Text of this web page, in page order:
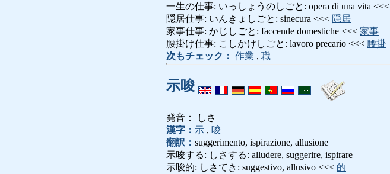
一生の仕事: いっしょうのしごと: opera di una vita <<<
隠居仕事: いんきょしごと: sinecura <<< 隠居
家事仕事: かじしごと: faccende domestiche <<< 家事
腰掛け仕事: こしかけしごと: lavoro precario <<< 腰掛
次もチェック： 作業 , 職
示唆
発音： しさ
漢字： 示 , 唆
翻訳： suggerimento, ispirazione, allusione
示唆する: しさする: alludere, suggerire, ispirare
示唆的: しさてき: suggestivo, allusivo <<< 的